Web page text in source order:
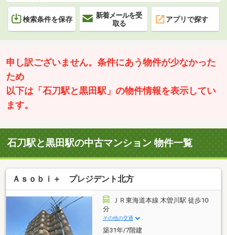
検索条件を保存
新着メールを受
取る
アプリで探す
申し訳ございません。条件にあう物件が少なかった
ため
以下は「石刀駅と黒田駅」の物件情報を表示してい
ます。
石刀駅と黒田駅の中古マンション 物件一覧
Ａｓｏｂｉ＋ プレジデント北方
ＪＲ東海道本線 木曽川駅 徒歩10
分
その他の交通
築31年/7階建